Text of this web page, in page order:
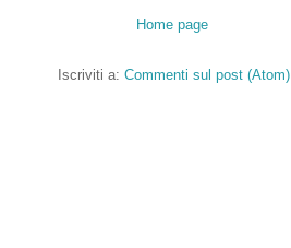
Home page
Iscriviti a: Commenti sul post (Atom)